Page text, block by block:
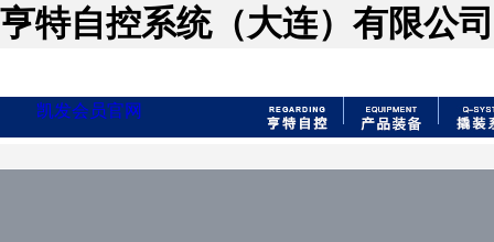
亨特自控系统（大连）有限公
凯发会员官网